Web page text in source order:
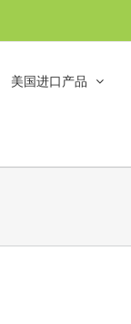
美国进口产品